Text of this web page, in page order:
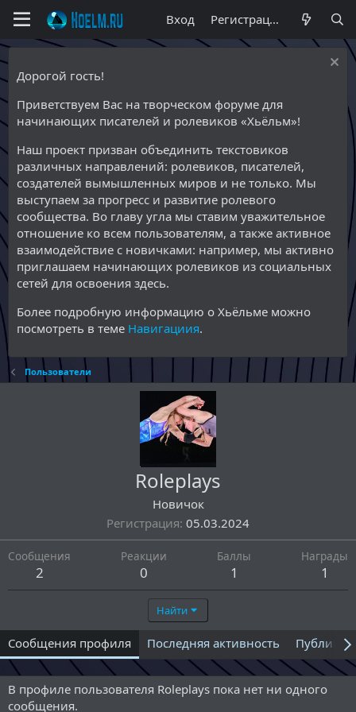
Вход Регистрация
Дорогой гость!
Приветствуем Вас на творческом форуме для
начинающих писателей и ролевиков «Хьёльм»!
Наш проект призван объединить текстовиков
различных направлений: ролевиков, писателей,
создателей вымышленных миров и не только. Мы
выступаем за прогресс и развитие ролевого
сообщества. Во главу угла мы ставим уважительное
отношение ко всем пользователям, а также активное
взаимодействие с новичками: например, мы активно
приглашаем начинающих ролевиков из социальных
сетей для освоения здесь.
Более подробную информацию о Хьёльме можно
посмотреть в теме Навигациия.
Пользователи
Roleplays
Новичок
Регистрация 05.03.2024
Сообщения
2
Реакции
0
Баллы
1
Награды
1
Найти
Сообщения профиля Последняя активность
В профиле пользователя Roleplays пока нет ни одного
сообщения.